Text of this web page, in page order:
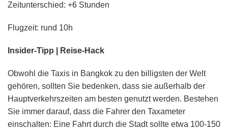
Zeitunterschied: +6 Stunden
Flugzeit: rund 10h
Insider-Tipp | Reise-Hack
Obwohl die Taxis in Bangkok zu den billigsten der Welt
gehören, sollten Sie bedenken, dass sie außerhalb der
Hauptverkehrszeiten am besten genutzt werden. Bestehen
Sie immer darauf, dass die Fahrer den Taxameter
einschalten: Eine Fahrt durch die Stadt sollte etwa 100-150